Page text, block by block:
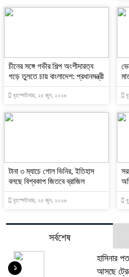
চীনের সঙ্গে গভীর শিল্প অংশীদারত্ব
গড়ে তুলতে চায় বাংলাদেশ: প্রধানমন্ত্রী
বৃহস্পতিবার, ২৫ জুন, ২০২৬
টানা ৩ ম্যাচে গোল ভিনির, ইতিহাস
বলছে বিশ্বকাপ জিতবে ব্রাজিল
বৃহস্পতিবার, ২৫ জুন, ২০২৬
সর্বশেষ
হাসিনার
আসছে
১